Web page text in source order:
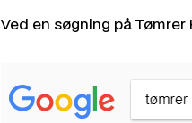
Ved en søgning på